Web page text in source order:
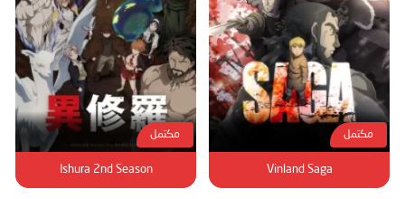
مكتمل
Vinland Saga
مكتمل
Ishura 2nd Season